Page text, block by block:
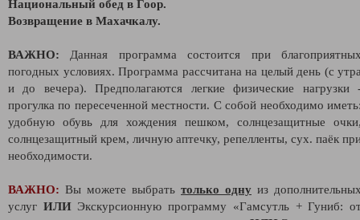
Национальный обед в Гоор.
Возвращение в Махачкалу.
ВАЖНО: Данная программа состоится при
погодных условиях. Программа рассчитана на целый день (с
и до вечера). Предполагаются легкие физические нагрузки
прогулка по пересеченной местности. С собой необходимо
удобную обувь для хождения пешком, солнцезащитные
солнцезащитный крем, личную аптечку, репелленты, сух. паёк
необходимости.
ВАЖНО: Вы можете выбрать только одну из
услуг ИЛИЭкскурсионную программу «Гамсутль + Гуниб: